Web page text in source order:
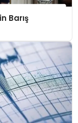
Barış